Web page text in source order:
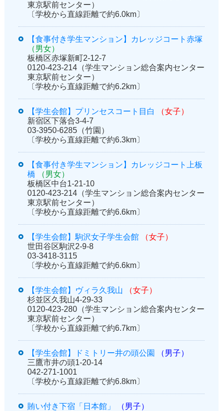
東京駅前センター）
〔学校から直線距離で約6.0km〕
【食事付き学生マンション】カレッジコート赤塚
（男女）
板橋区赤塚新町2-12-7
0120-423-214（学生マンション総合案内センター
東京駅前センター）
〔学校から直線距離で約6.2km〕
【学生会館】プリンセスコート目白
（女子）
新宿区下落合3-4-7
03-3950-6285（竹園）
〔学校から直線距離で約6.3km〕
【食事付き学生マンション】カレッジコート上板
橋
（男女）
板橋区中台1-21-10
0120-423-214（学生マンション総合案内センター
東京駅前センター）
〔学校から直線距離で約6.6km〕
【学生会館】駒沢女子学生会館
（女子）
世田谷区駒沢2-9-8
03-3418-3115
〔学校から直線距離で約6.6km〕
【学生会館】ヴィラ久我山
（女子）
杉並区久我山4-29-33
0120-423-280（学生マンション総合案内センター
東京駅前センター）
〔学校から直線距離で約6.7km〕
【学生会館】ドミトリー井の頭公園
（男子）
三鷹市井の頭1-20-14
042-271-1001
〔学校から直線距離で約6.8km〕
賄い付き下宿「日本館」
（男子）